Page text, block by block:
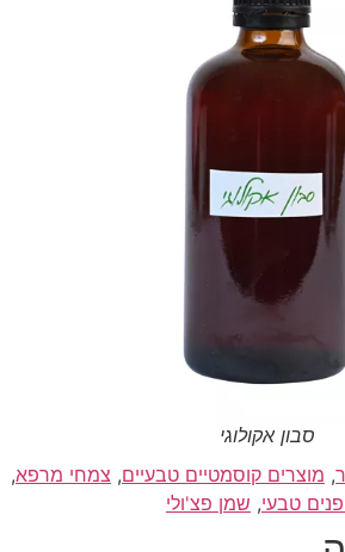
סבון אקולוגי
, מוצרים קוסמטיים טבעיים, צמחי מרפא,
טבעי, שמן פצ'ולי